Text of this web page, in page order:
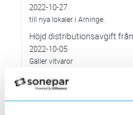
2022-10-27
till nya lokaler i Arninge.
Höjd distributionsavgift
2022-10-05
Gäller vitvaror
Förändrade priser 2022-10-
2022-09-04